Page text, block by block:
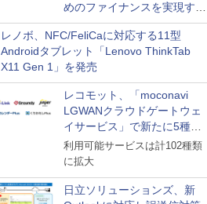
めのファイナンスを実現する
業務設計とマインドセット変
革
レノボ、NFC/FeliCaに対応する11型
Androidタブレット「Lenovo ThinkTab
X11 Gen 1」を発売
レコモット、「moconavi
LGWANクラウドゲートウェ
イサービス」で新たに5種類
のサービスと連携開始
利用可能サービスは計102種類
に拡大
日立ソリューションズ、新